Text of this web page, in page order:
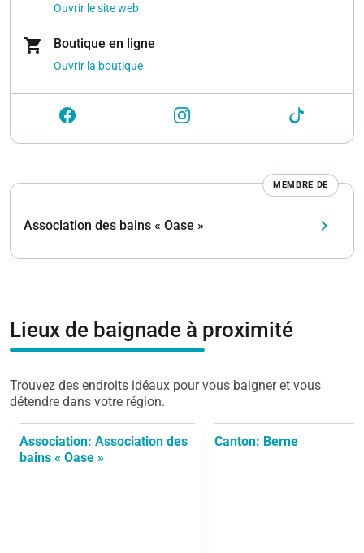
Ouvrir le site web
shopping_cart Boutique en ligne
Ouvrir la boutique
MEMBRE DE
Association des bains « Oase » keyboard_arrow_right
Lieux de baignade à proximité
Trouvez des endroits idéaux pour vous baigner et vous
détendre dans votre région.
Association: Association des
bains « Oase »
Canton: Berne